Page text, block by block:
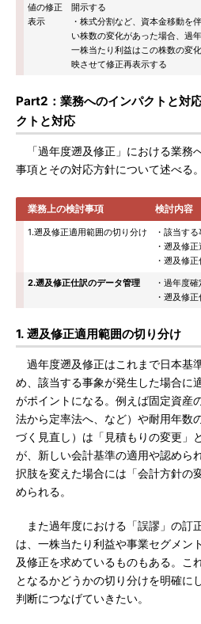
値の修正
表示
開示する
・株式分割など、資本金移動を
い株数の変化があった場合、過
一株当たり利益はこの株数の変
映させて修正再表示する
Part2：業務へのインパクトと対
クトと対応
「過年度遡及修正」における業務
事項とその対応方針について述べる。
業務上の検討事項 検討内容
1.遡及修正適用範囲の切り分け
・該当す
・遡及修
・遡及修
2.遡及修正仕訳のデータ管理
・過年度
・遡及修
1. 遡及修正適用範囲の切り分け
過年度遡及修正はこれまで日本基
め、該当する事象が発生した場合に
がポイントになる。例えば固定資産
法から定率法へ、など）や耐用年数
づく見直し）は「見積もりの変更」
が、新しい会計基準の適用や認めら
択肢を変えた場合には「会計方針の
められる。
また過年度における「誤謬」の訂
は、一株当たり利益や事業セグメン
及修正を求めているものもある。こ
となるかどうかの切り分けを明確に
判断につなげていきたい。